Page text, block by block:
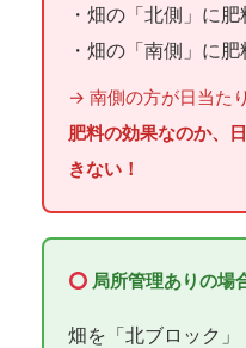
・畑の「北側」に肥
・畑の「南側」に肥
→ 南側の方が日当た
肥料の効果なのか、
きない！
局所管理ありの場
畑を「北ブロック